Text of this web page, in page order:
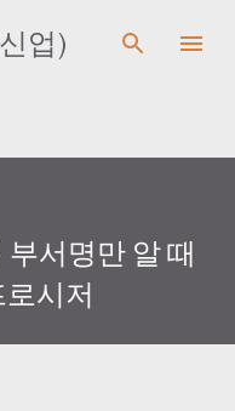
뛰기
업)
부서명만 알 때
시저